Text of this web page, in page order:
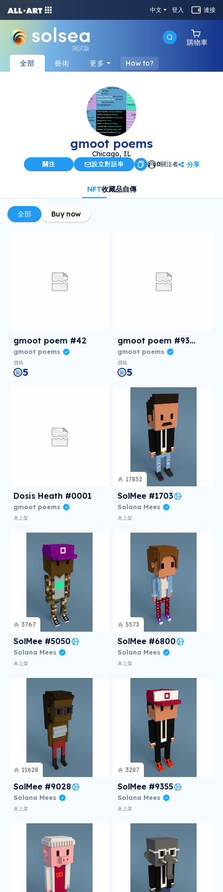
中文 登入 連接
測試版
購物車
全部 藝術 更多 How to?
gmoot poems
Chicago, IL
關注 設立對話串 0關注者 分享
NFT收藏品自傳
全部 Buy now
gmoot poem #42
gmoot poems
價格
5
gmoot poem #9309
gmoot poems
價格
5
Dosis Heath #0001
gmoot poems
未上架
17852
SolMee #1703
Solana Mees
未上架
3767
SolMee #5050
Solana Mees
未上架
5573
SolMee #6800
Solana Mees
未上架
11628
SolMee #9028
Solana Mees
未上架
3287
SolMee #9355
Solana Mees
未上架